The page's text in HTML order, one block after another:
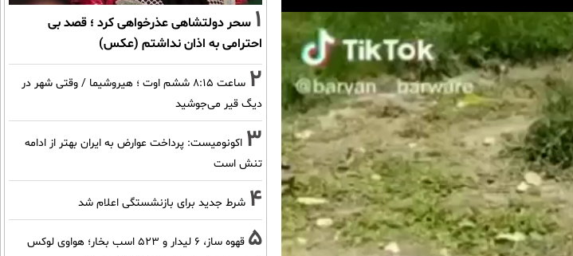
1 سحر دولتشاهی عذرخواهی کرد ؛ قصد بی
احترامی به اذان نداشتم (عکس)
2
ساعت ۸:۱۵ ششم اوت ؛ هیروشیما / وقتی شهر در
دیگ قیر می‌جوشید
3 اکونومیست: پرداخت عوارض به ایران بهتر از ادامه
تنش است
4 شرط جدید برای بازنشستگی اعلام شد
5
قهوه ساز، 6 لیدار و 523 اسب بخار؛ هواوی لوکس